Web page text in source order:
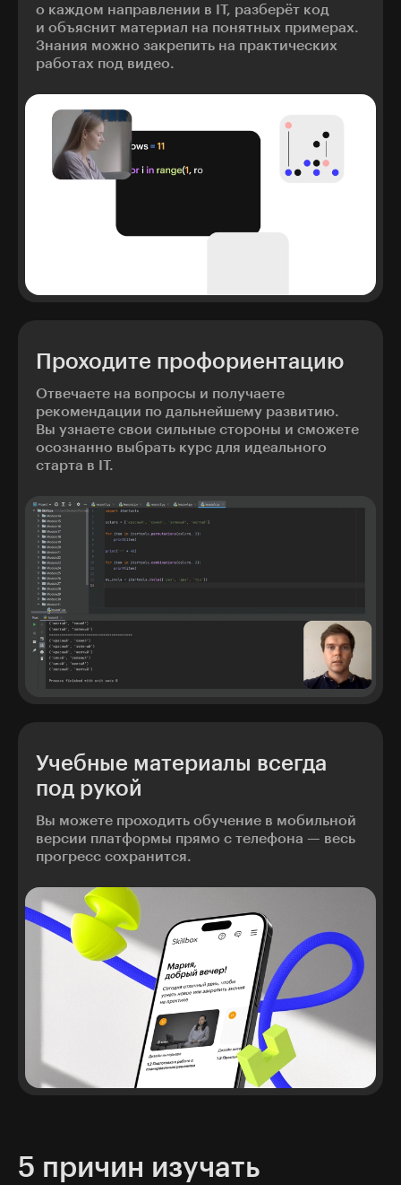
о каждом направлении в IT, разберёт код
и объяснит материал на понятных примерах.
Знания можно закрепить на практических
работах под видео.
Проходите профориентацию
Отвечаете на вопросы и получаете
рекомендации по дальнейшему развитию.
Вы узнаете свои сильные стороны и сможете
осознанно выбрать курс для идеального
старта в IT.
Учебные материалы всегда
под рукой
Вы можете проходить обучение в мобильной
версии платформы прямо с телефона — весь
прогресс сохранится.
5 причин изучать